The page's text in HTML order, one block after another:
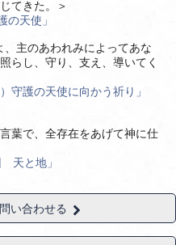
てきた。＞
天使」
主のあわれみによってあな
らし、守り、支え、導いてく
守護の天使に向かう祈り」
葉で、全存在をあげて神に仕
天と地」
い合わせる